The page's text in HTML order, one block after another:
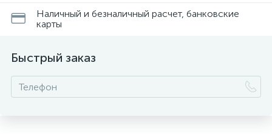
Наличный и безналичный расчет, банковские
карты
Быстрый заказ